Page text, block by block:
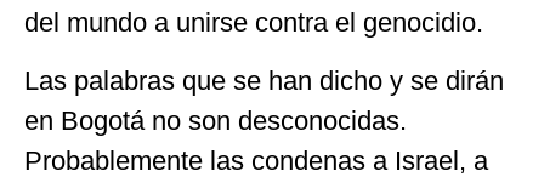
del mundo a unirse contra el genocidio.
Las palabras que se han dicho y se dirán
en Bogotá no son desconocidas.
Probablemente las condenas a Israel, a